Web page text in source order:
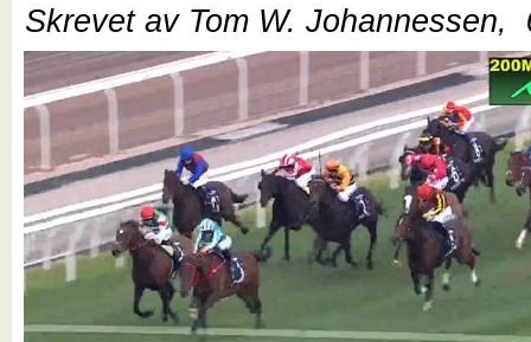
Skrevet av Tom W. Johannessen,